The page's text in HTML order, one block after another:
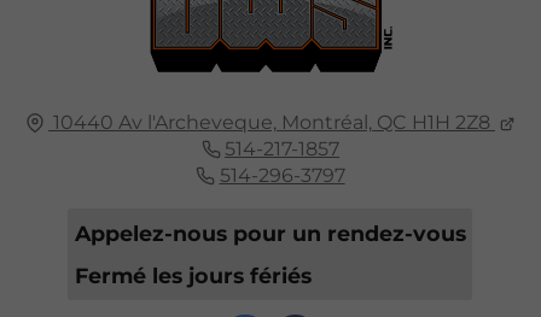
10440 Av l'Archeveque, Montréal, QC H1H 2Z8
514-217-1857
514-296-3797
Appelez-nous pour un rendez-vous
Fermé les jours fériés